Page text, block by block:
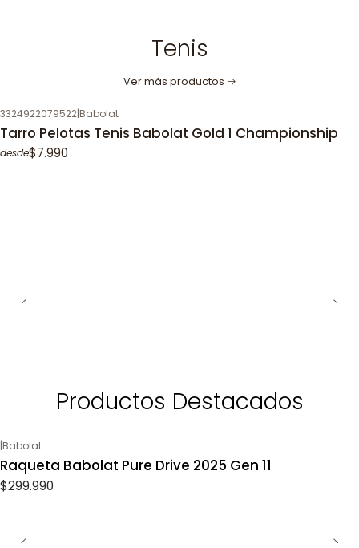
Tenis
Ver más productos
3324922079522|Babolat
Tarro Pelotas Tenis Babolat Gold 1 Championship
desde$7.990
Productos Destacados
|Babolat
Raqueta Babolat Pure Drive 2025 Gen 11
$299.990